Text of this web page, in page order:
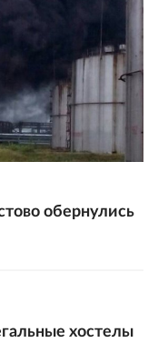
обернулись
хостелы